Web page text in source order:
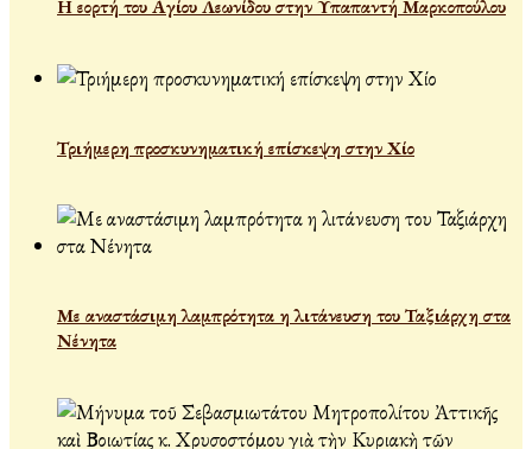
Η εορτή του Αγίου Λεωνίδου στην Υπαπαντή Μαρκοπούλου
Τριήμερη προσκυνηματική επίσκεψη στην Χίο
Με αναστάσιμη λαμπρότητα η λιτάνευση του Ταξιάρχη στα
Νένητα